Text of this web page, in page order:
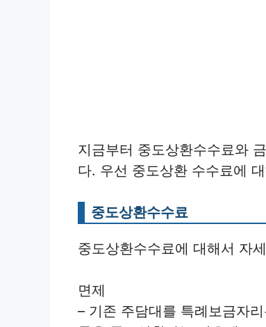
지금부터 중도상환수수료와
다. 우선 중도상환 수수료에
중도상환수수료
중도상환수수료에 대해서 자
면제
– 기존 주담대를 특례보금자